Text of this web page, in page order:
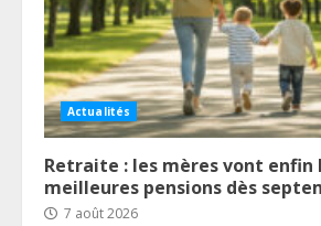
Actualités
Retraite : les mères vont enfin
meilleures pensions dès
7 août 2026